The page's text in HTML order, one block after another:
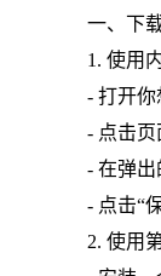
一、下
1. 使用
- 打开你
- 点击页
- 在弹出
- 点击“
2. 使用